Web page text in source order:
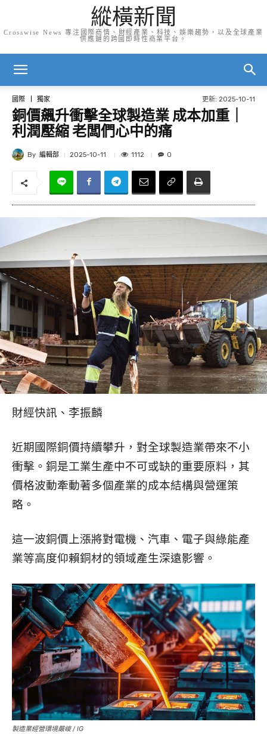
縱橫新聞
Crosswise News 專注國際商情、財經產業、科技、娛樂趨勢，以及全球產業
供應鏈的跨國即時性商業平台。
國際 獨家 更新: 2025-10-11
銅價飆升衝擊全球製造業 成本加重｜
利潤壓縮 老闆們心中的痛
By 編輯部 2025-10-11 1112 0
財經快訊、李振麟
近期國際銅價持續攀升，對全球製造業帶來不小
衝擊。銅是工業生產中不可或缺的重要原料，其
價格波動牽動著多個產業的成本結構與營運策
略。
這一波銅價上漲將對電機、汽車、電子與綠能產
業等高度仰賴銅材的領域產生深遠影響。
製造業經營環境嚴峻 / IG